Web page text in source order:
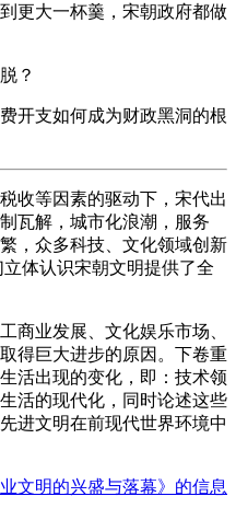
更大一杯羹，宋朝政府都做
？
开支如何成为财政黑洞的根
收等因素的驱动下，宋代出
瓦解，城市化浪潮，服务
，众多科技、文化领域创新
体认识宋朝文明提供了全
商业发展、文化娱乐市场、
得巨大进步的原因。下卷重
活出现的变化，即：技术领
活的现代化，同时论述这些
进文明在前现代世界环境中
文明的兴盛与落幕》的信息